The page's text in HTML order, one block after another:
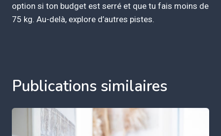
option si ton budget est serré et que tu fais moins de
75 kg. Au-delà, explore d’autres pistes.
Publications similaires